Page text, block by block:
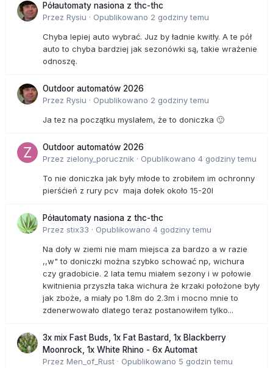
Półautomaty nasiona z thc-thc
Przez Rysiu · Opublikowano 2 godziny temu
Chyba lepiej auto wybrać. Juz by ładnie kwitły. A te pół
auto to chyba bardziej jak sezonówki są, takie wrażenie
odnoszę.
Outdoor automatów 2026
Przez Rysiu · Opublikowano 2 godziny temu
Ja tez na początku myslałem, że to doniczka 🙂
Outdoor automatów 2026
Przez zielony_porucznik · Opublikowano 4 godziny temu
To nie doniczka jak były młode to zrobiłem im ochronny
pierśćień z rury pcv maja dołek około 15-20l
Półautomaty nasiona z thc-thc
Przez stix33 · Opublikowano 4 godziny temu
Na doły w ziemi nie mam miejsca za bardzo a w razie
,,w" to doniczki można szybko schować np, wichura
czy gradobicie. 2 lata temu miałem sezony i w połowie
kwitnienia przyszła taka wichura że krzaki położone były
jak zboże, a miały po 1.8m do 2.3m i mocno mnie to
zdenerwowało dlatego teraz postanowiłem tylko...
3x mix Fast Buds, 1x Fat Bastard, 1x Blackberry
Moonrock, 1x White Rhino - 6x Automat
Przez Men_of_Rust · Opublikowano 5 godzin temu